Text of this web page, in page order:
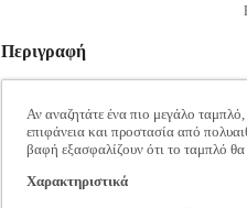
Περιγραφή
Αν αναζητάτε ένα πιο μεγάλο
επιφάνεια και προστασία από
βαφή εξασφαλίζουν ότι το ταμπλό θα
Χαρακτηριστικά